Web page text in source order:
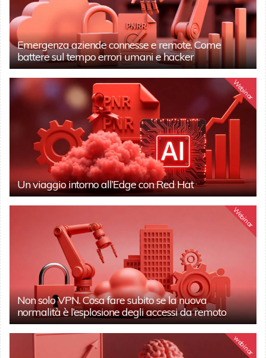
Emergenza aziende connesse e remote. Come
battere sul tempo errori umani e hacker
Webinar
Un viaggio intorno all’Edge con Red Hat
Webinar
Non solo VPN. Cosa fare subito se la nuova
normalità è l’esplosione degli accessi da remoto
webinar